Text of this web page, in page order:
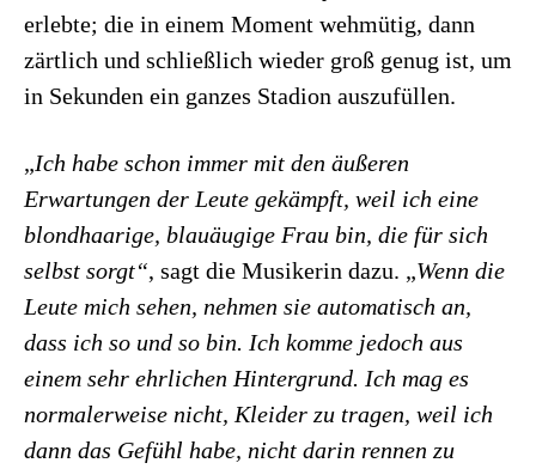
erlebte; die in einem Moment wehmütig, dann
zärtlich und schließlich wieder groß genug ist, um
in Sekunden ein ganzes Stadion auszufüllen.
„Ich habe schon immer mit den äußeren
Erwartungen der Leute gekämpft, weil ich eine
blondhaarige, blauäugige Frau bin, die für sich
selbst sorgt“, sagt die Musikerin dazu. „Wenn die
Leute mich sehen, nehmen sie automatisch an,
dass ich so und so bin. Ich komme jedoch aus
einem sehr ehrlichen Hintergrund. Ich mag es
normalerweise nicht, Kleider zu tragen, weil ich
dann das Gefühl habe, nicht darin rennen zu